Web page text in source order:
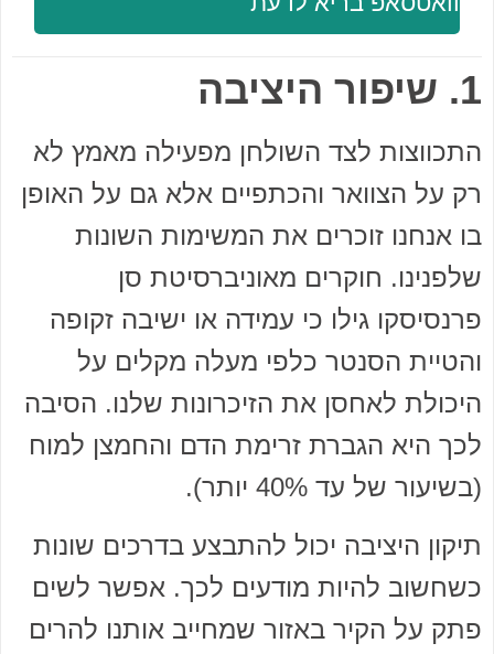
1. שיפור היציבה
התכווצות לצד השולחן מפעילה מאמץ לא
רק על הצוואר והכתפיים אלא גם על האופן
בו אנחנו זוכרים את המשימות השונות
שלפנינו. חוקרים מאוניברסיטת סן
פרנסיסקו גילו כי עמידה או ישיבה זקופה
והטיית הסנטר כלפי מעלה מקלים על
היכולת לאחסן את הזיכרונות שלנו. הסיבה
לכך היא הגברת זרימת הדם והחמצן למוח
(בשיעור של עד 40% יותר).
תיקון היציבה יכול להתבצע בדרכים שונות
כשחשוב להיות מודעים לכך. אפשר לשים
פתק על הקיר באזור שמחייב אותנו להרים